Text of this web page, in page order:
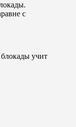
с
учит